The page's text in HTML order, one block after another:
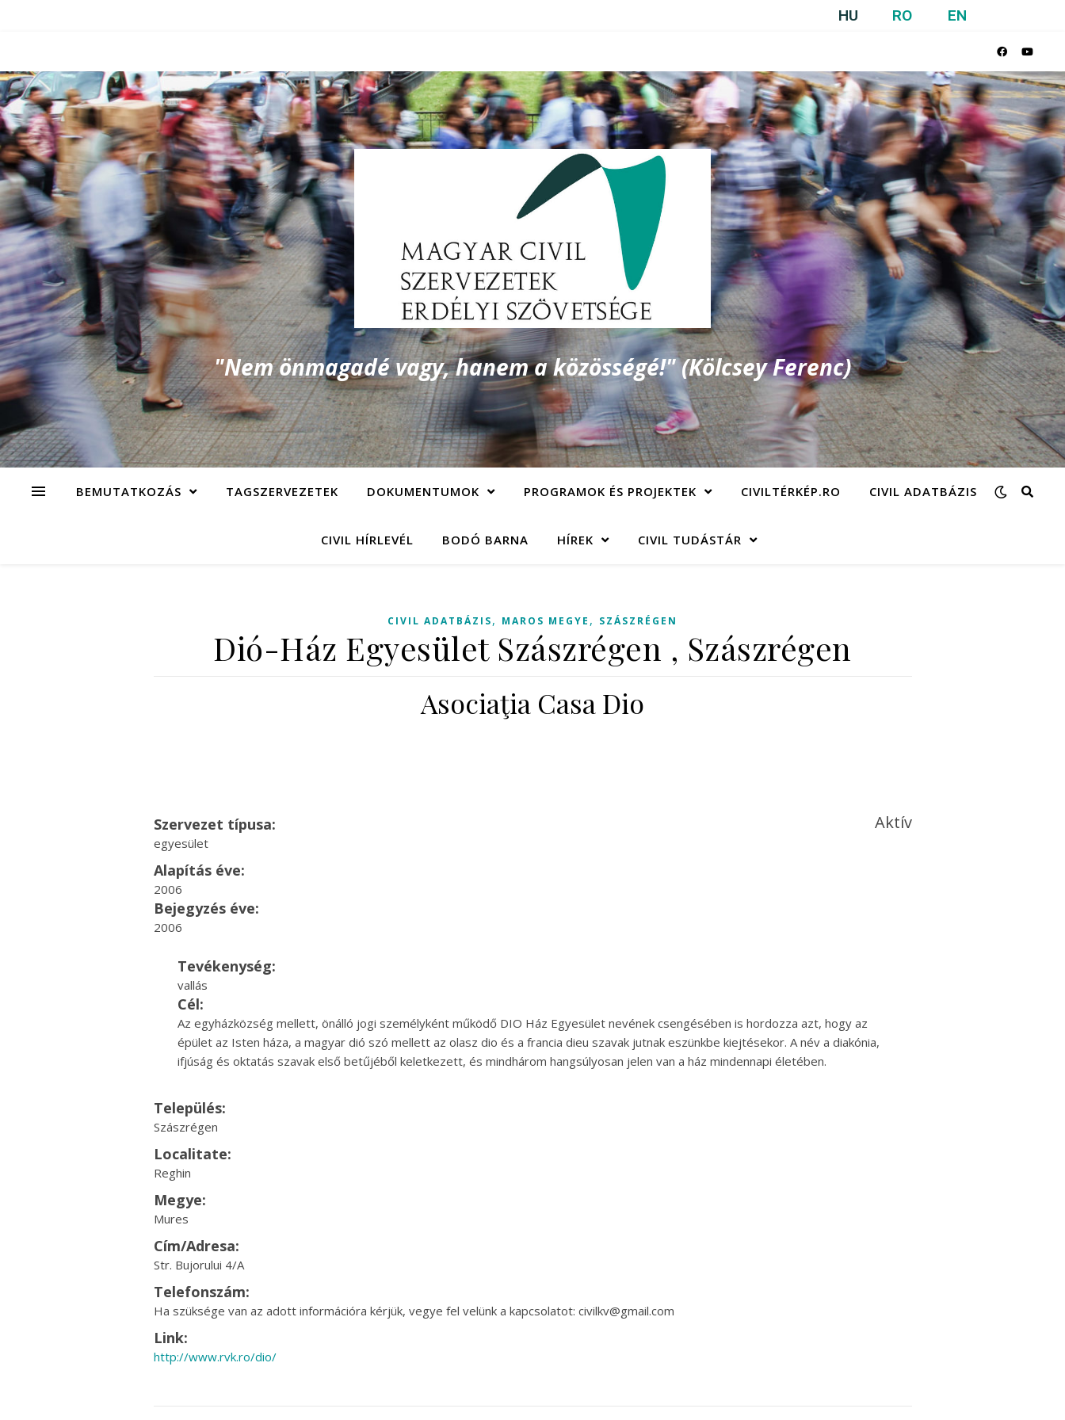
HU RO EN
"Nem önmagadé vagy, hanem a közösségé!" (Kölcsey Ferenc)
BEMUTATKOZÁS TAGSZERVEZETEK DOKUMENTUMOK PROGRAMOK ÉS PROJEKTEK CIVILTÉRKÉP.RO CIVIL ADATBÁZIS
CIVIL HÍRLEVÉL BODÓ BARNA HÍREK CIVIL TUDÁSTÁR
CIVIL ADATBÁZIS, MAROS MEGYE , SZÁSZRÉGEN
Dió-Ház Egyesület Szászrégen , Szászrégen
Asociaţia Casa Dio
Szervezet típusa:
egyesület
Aktív
Alapítás éve:
2006
Bejegyzés éve:
2006
Tevékenység:
vallás
Cél:
Az egyházközség mellett, önálló jogi személyként működő DIO Ház Egyesület nevének csengésében is hordozza azt, hogy az
épület az Isten háza, a magyar dió szó mellett az olasz dio és a francia dieu szavak jutnak eszünkbe kiejtésekor. A név a diakónia,
ifjúság és oktatás szavak első betűjéből keletkezett, és mindhárom hangsúlyosan jelen van a ház mindennapi életében.
Település:
Szászrégen
Localitate:
Reghin
Megye:
Mures
Cím/Adresa:
Str. Bujorului 4/A
Telefonszám:
Ha szüksége van az adott információra kérjük, vegye fel velünk a kapcsolatot: civilkv@gmail.com
Link:
http://www.rvk.ro/dio/